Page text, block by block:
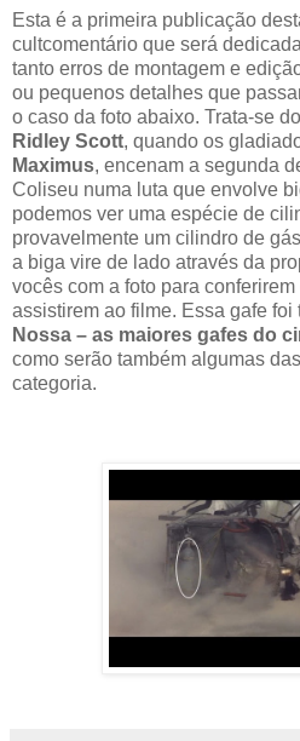
Esta é a primeira publicação
cultcomentário que será
tanto erros de montagem e
ou pequenos detalhes que
o caso da foto abaixo. Trata-se
Ridley Scott, quando os
Maximus, encenam a segunda
Coliseu numa luta que envolve
podemos ver uma espécie de
provavelmente um cilindro de
a biga vire de lado através da
vocês com a foto para
assistirem ao filme. Essa gafe foi
Nossa – as maiores gafes do
como serão também algumas
categoria.